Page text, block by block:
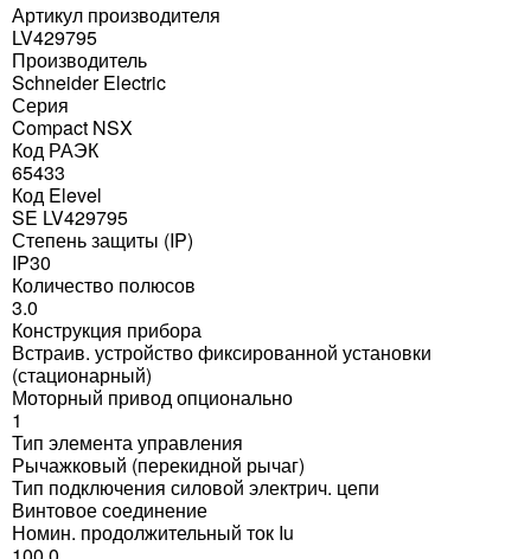
Артикул производителя
LV429795
Производитель
Schneider Electric
Серия
Compact NSX
Код РАЭК
65433
Код Elevel
SE LV429795
Степень защиты (IP)
IP30
Количество полюсов
3.0
Конструкция прибора
Встраив. устройство фиксированной установки
(стационарный)
Моторный привод опционально
1
Тип элемента управления
Рычажковый (перекидной рычаг)
Тип подключения силовой электрич. цепи
Винтовое соединение
Номин. продолжительный ток Iu